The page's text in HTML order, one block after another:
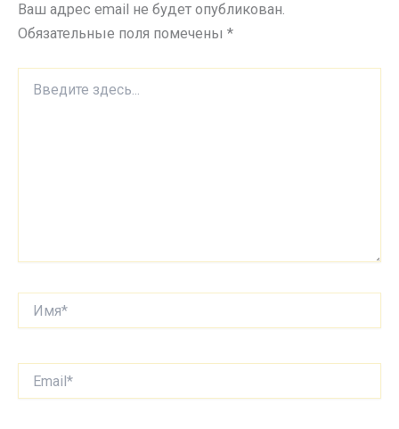
Ваш адрес email не будет опубликован.
Обязательные поля помечены *
здесь...